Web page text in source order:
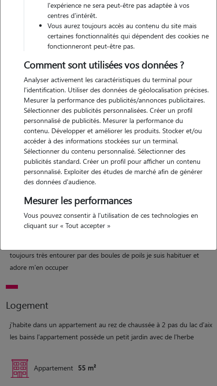
Motivation
je cherche à arrondir mes fins de mois grâce a un petit complément
de travail et quoi de mieux que de garder des animaux !!! de pouvoir
jouer et câliner c'est petites boules de poils je serais ravi de prendre
soins de vos amis en votre anbsence
Expérience
depuis toujours entourer d'animaux de toutes sortes j'ai garder et eu
toujours très entourer par des boules de poils je suis habituer et
adore m'en occuper
Logement
j'habite dans un appartement au rez de chaussée à 2 pas du lac d'aix
les bains l'appartement possède un petit jardin avec de l'herbe
Appartement 55 m²
l'expérience ne sera peut-être pas adaptée à vos
centres d'intérêt.
Vous aurez toujours accès au contenu du site mais
certaines fonctionnalités qui dépendent des cookies ne
fonctionneront peut-être pas.
Comment sont utilisées vos données ?
Analyser activement les caractéristiques du terminal pour
l'identification. Utiliser des données de géolocalisation précises.
Mesurer la performance des publicités/annonces publicitaires.
Sélectionner des publicités personnalisées. Créer un profil
personnalisé de publicités. Mesurer la performance du
contenu. Développer et améliorer les produits. Stocker et/ou
accéder à des informations stockées sur un terminal.
Sélectionner du contenu personnalisé. Sélectionner des
publicités standard. Créer un profil pour afficher un contenu
personnalisé. Exploiter des études de marché afin de générer
des données d'audience.
Mesurer les performances
Vous pouvez consentir à l'utilisation de ces technologies en
cliquant sur « Tout accepter »